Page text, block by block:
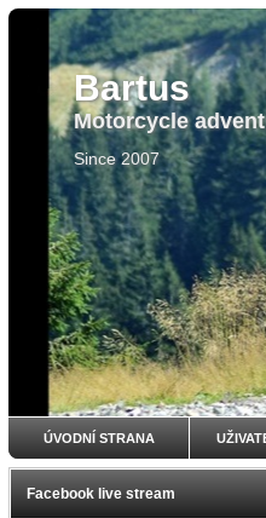
Bartus
Motorcycle
Since 2007
ÚVODNÍ STRANA
Facebook live stream